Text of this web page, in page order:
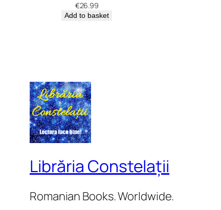
€26.99
Add to basket
Librăria Constelații
Romanian Books. Worldwide.